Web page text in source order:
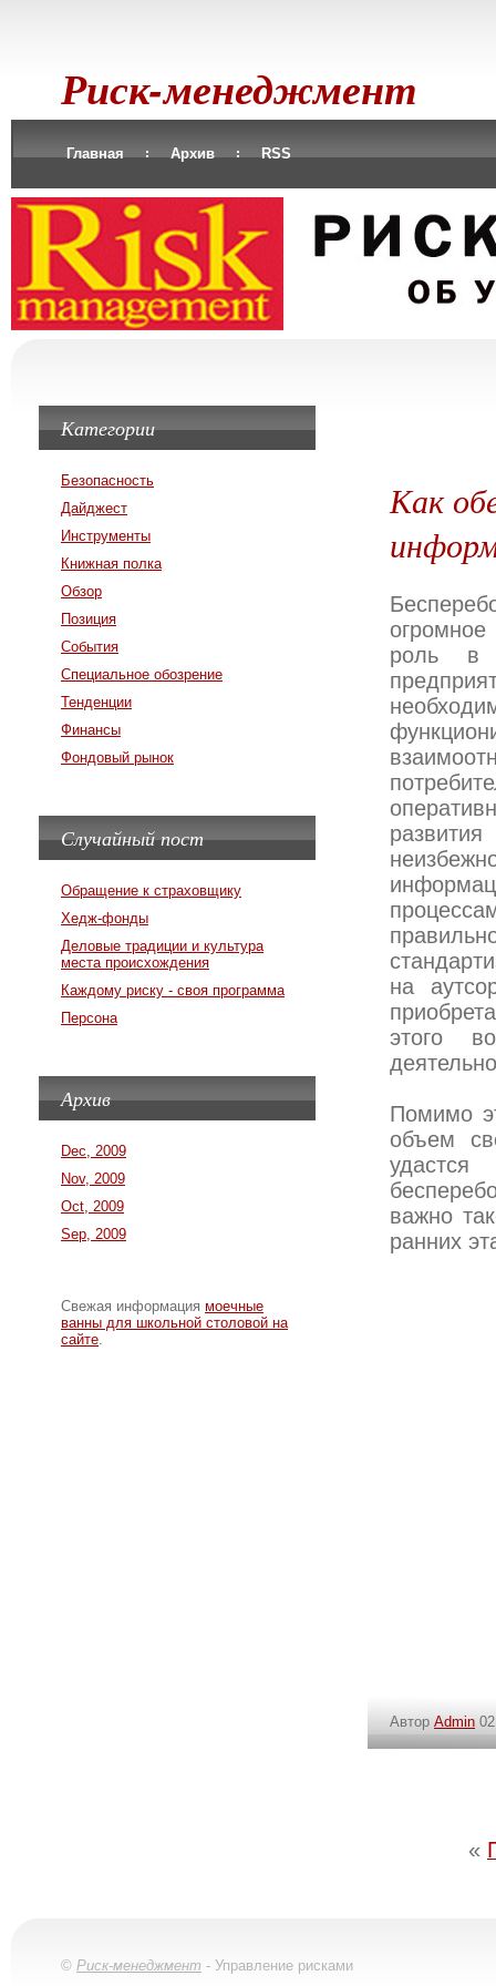
Риск-менеджмент
Главная Архив RSS
Как
роль в
на
этого
Помимо
объем
важно
ранних
Автор Admin
«
Категории
Безопасность
Дайджест
Инструменты
Книжная полка
Обзор
Позиция
События
Специальное обозрение
Тенденции
Финансы
Фондовый рынок
Случайный пост
Обращение к страховщику
Хедж-фонды
Деловые традиции и культура
места происхождения
Каждому риску - своя программа
Персона
Архив
Dec, 2009
Nov, 2009
Oct, 2009
Sep, 2009
Свежая информация моечные
ванны для школьной столовой на
сайте
© Риск-менеджмент - Управление рисками